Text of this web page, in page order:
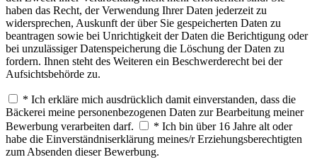
haben das Recht, der Verwendung Ihrer Daten jederzeit zu
widersprechen, Auskunft der über Sie gespeicherten Daten zu
beantragen sowie bei Unrichtigkeit der Daten die Berichtigung oder
bei unzulässiger Datenspeicherung die Löschung der Daten zu
fordern. Ihnen steht des Weiteren ein Beschwerderecht bei der
Aufsichtsbehörde zu.
* Ich erkläre mich ausdrücklich damit einverstanden, dass die
Bäckerei meine personenbezogenen Daten zur Bearbeitung meiner
Bewerbung verarbeiten darf.
* Ich bin über 16 Jahre alt oder
habe die Einverständniserklärung meines/r Erziehungsberechtigten
zum Absenden dieser Bewerbung.